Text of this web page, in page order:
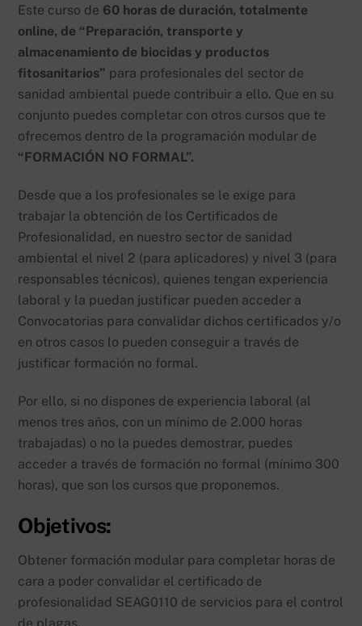
Este curso de 60 horas de duración, totalmente
online, de “Preparación, transporte y
almacenamiento de biocidas y productos
fitosanitarios” para profesionales del sector de
sanidad ambiental puede contribuir a ello. Que en su
conjunto puedes completar con otros cursos que te
ofrecemos dentro de la programación modular de
“FORMACIÓN NO FORMAL”.
Desde que a los profesionales se le exige para
trabajar la obtención de los Certificados de
Profesionalidad, en nuestro sector de sanidad
ambiental el nivel 2 (para aplicadores) y nivel 3 (para
responsables técnicos), quienes tengan experiencia
laboral y la puedan justificar pueden acceder a
Convocatorias para convalidar dichos certificados y/o
en otros casos lo pueden conseguir a través de
justificar formación no formal.
Por ello, si no dispones de experiencia laboral (al
menos tres años, con un mínimo de 2.000 horas
trabajadas) o no la puedes demostrar, puedes
acceder a través de formación no formal (mínimo 300
horas), que son los cursos que proponemos.
Objetivos:
Obtener formación modular para completar horas de
cara a poder convalidar el certificado de
profesionalidad SEAG0110 de servicios para el control
de plagas.